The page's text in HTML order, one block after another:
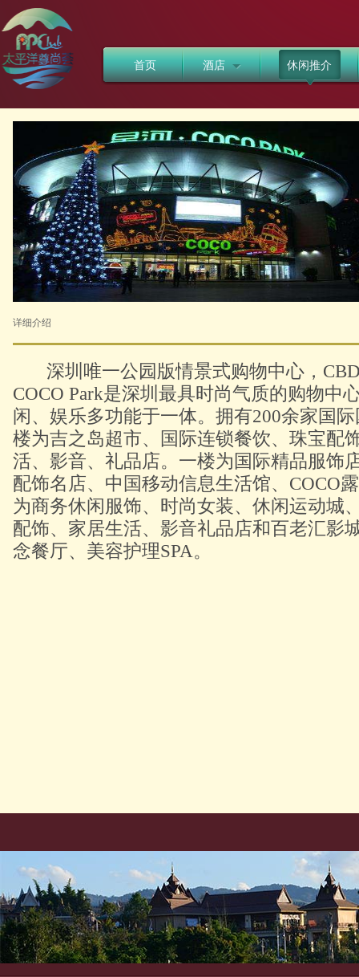
首页 酒店 休闲推介
详细介绍
深圳唯一公园版情景式购物中心，
COCO Park是深圳最具时尚气质的购物中
闲、娱乐多功能于一体。拥有200余家国
楼为吉之岛超市、国际连锁餐饮、珠宝配
活、影音、礼品店。一楼为国际精品服饰
配饰名店、中国移动信息生活馆、COCO
为商务休闲服饰、时尚女装、休闲运动城
配饰、家居生活、影音礼品店和百老汇影
念餐厅、美容护理SPA。